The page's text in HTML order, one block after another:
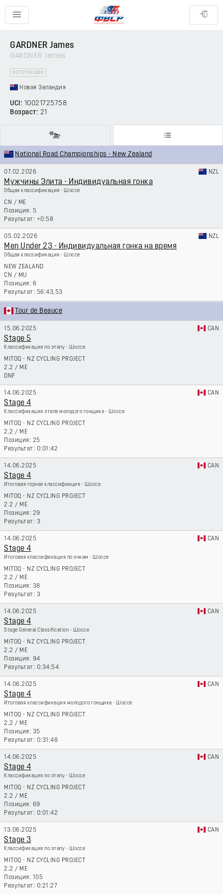
GARDNER James
GARDNER James
ВЕЛОГОНЩИК
Новая Зеландия
UCI: 10021725758
Возраст: 21
National Road Championships - New Zealand
07.02.2026 NZL
Мужчины Элита - Индивидуальная гонка
Общая классификация - Шоссе
CN / ME
5
+0:58
05.02.2026 NZL
Men Under 23 - Индивидуальная гонка на время
Общая классификация - Шоссе
NEW ZEALAND
CN / MU
6
56:43,53
Tour de Beauce
15.06.2025 CAN
Stage 5
Классификация по этапу - Шоссе
MITOQ - NZ CYCLING PROJECT
2.2 / ME
DNF
14.06.2025 CAN
Stage 4
Классификация этапа молодого гонщика - Шоссе
MITOQ - NZ CYCLING PROJECT
2.2 / ME
25
0:01:42
14.06.2025 CAN
Stage 4
Итоговая горная классифиация - Шоссе
MITOQ - NZ CYCLING PROJECT
2.2 / ME
29
3
14.06.2025 CAN
Stage 4
Итоговая классификация по очкам - Шоссе
MITOQ - NZ CYCLING PROJECT
2.2 / ME
38
3
14.06.2025 CAN
Stage 4
Stage General Classification - Шоссе
MITOQ - NZ CYCLING PROJECT
2.2 / ME
94
0:34:54
14.06.2025 CAN
Stage 4
Итоговая классификация молодого гонщика - Шоссе
MITOQ - NZ CYCLING PROJECT
2.2 / ME
35
0:31:48
14.06.2025 CAN
Stage 4
Классификация по этапу - Шоссе
MITOQ - NZ CYCLING PROJECT
2.2 / ME
69
0:01:42
13.06.2025 CAN
Stage 3
Классификация по этапу - Шоссе
MITOQ - NZ CYCLING PROJECT
2.2 / ME
105
0:21:27